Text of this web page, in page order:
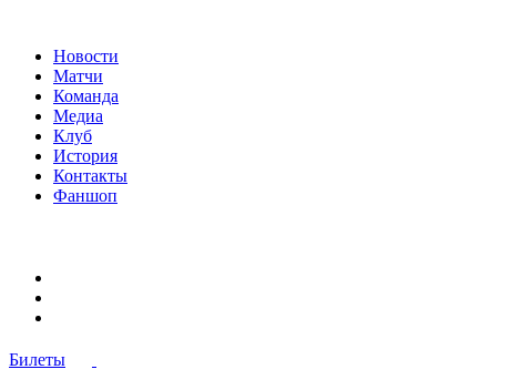
Новости
Матчи
Команда
Медиа
Клуб
История
Контакты
Фаншоп
Билеты